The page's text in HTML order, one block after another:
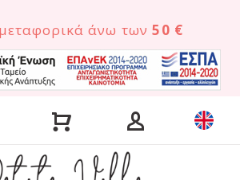
άνω των50 €